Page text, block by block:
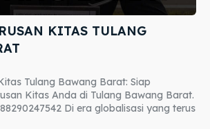
KITAS TULANG
Tulang Bawang Barat: Siap
Kitas Anda di Tulang Bawang Barat.
Di era globalisasi yang terus